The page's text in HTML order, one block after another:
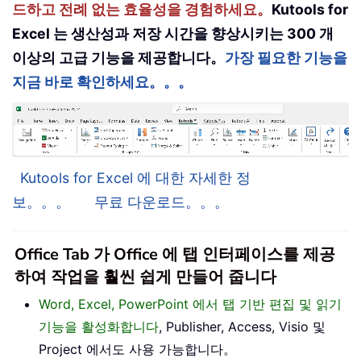
드하고 전례 없는 효율성을 경험하세요。 Kutools for
Excel 는 생산성과 저장 시간을 향상시키는 300 개
이상의 고급 기능을 제공합니다。 가장 필요한 기능을
지금 바로 확인하세요。。。
Kutools for Excel 에 대한 자세한 정
보。。。
무료 다운로드。。。
Office Tab 가 Office 에 탭 인터페이스를 제공
하여 작업을 훨씬 쉽게 만들어 줍니다
Word, Excel, PowerPoint 에서 탭 기반 편집 및 읽기
기능을 활성화합니다, Publisher, Access, Visio 및
Project 에서도 사용 가능합니다。